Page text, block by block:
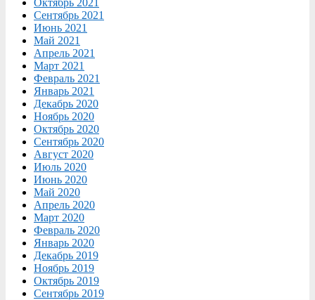
Сентябрь 2021
Июнь 2021
Май 2021
Апрель 2021
Март 2021
Февраль 2021
Январь 2021
Декабрь 2020
Ноябрь 2020
Октябрь 2020
Сентябрь 2020
Август 2020
Июль 2020
Июнь 2020
Май 2020
Апрель 2020
Март 2020
Февраль 2020
Январь 2020
Декабрь 2019
Ноябрь 2019
Октябрь 2019
Сентябрь 2019